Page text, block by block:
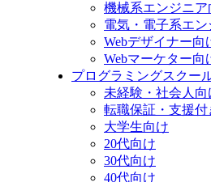
機械系エンジニア
電気・電子系エ
Webデザイナー向
Webマーケター向
プログラミングスクー
未経験・社会人向
転職保証・支援付
大学生向け
20代向け
30代向け
40代向け